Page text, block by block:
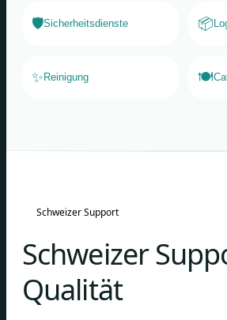
🛡️Sicherheitsdienste 📦
✨ Reinigung 🍽️
Schweizer Support
Schweizer
Qualität